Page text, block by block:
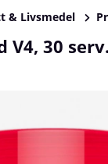
& Livsmedel
V4, 30 serv.
V4, 30 serv.